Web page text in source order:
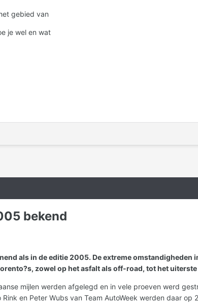
gebied van
je wel en wat
bekend
als in de editie 2005. De extreme omstandigheden
zowel op het asfalt als off-road, tot het
mijlen werden afgelegd en in vele proeven werd
en Peter Wubs van Team AutoWeek werden daar op